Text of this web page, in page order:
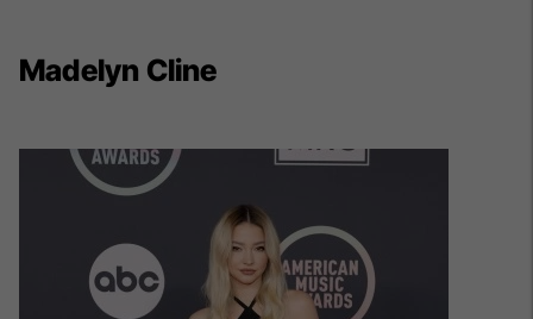
Madelyn Cline